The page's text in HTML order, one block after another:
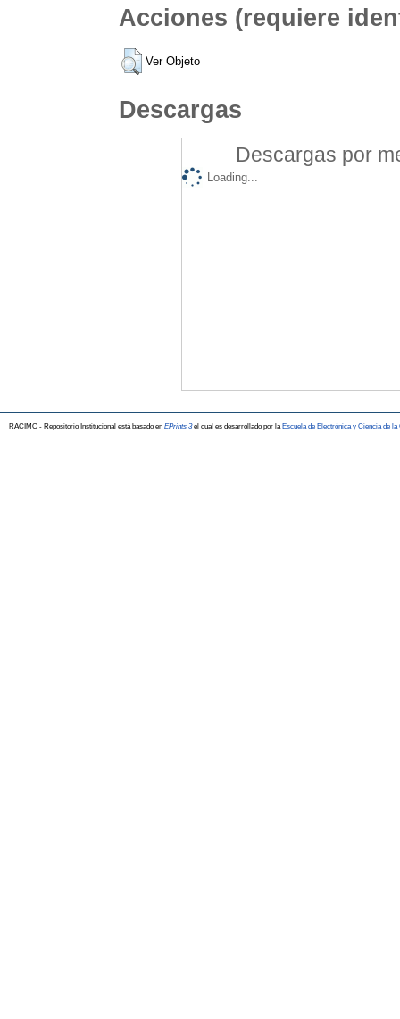
Acciones (requiere
Ver Objeto
Descargas
Descargas por
Loading...
RACIMO - Repositorio Institucional está basado en EPrints 3el cual es desarrollado por la Escuela de Electrónica y Ciencia de la